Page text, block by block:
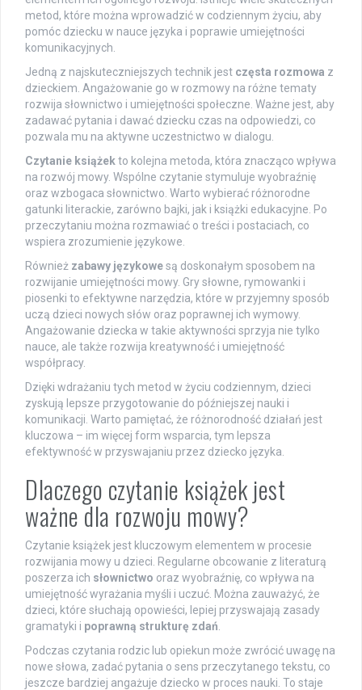
metod, które można wprowadzić w codziennym życiu, aby
pomóc dziecku w nauce języka i poprawie umiejętności
komunikacyjnych.
Jedną z najskuteczniejszych technik jest częsta rozmowa z
dzieckiem. Angażowanie go w rozmowy na różne tematy
rozwija słownictwo i umiejętności społeczne. Ważne jest, aby
zadawać pytania i dawać dziecku czas na odpowiedzi, co
pozwala mu na aktywne uczestnictwo w dialogu.
Czytanie książekto kolejna metoda, która znacząco wpływa
na rozwój mowy. Wspólne czytanie stymuluje wyobraźnię
oraz wzbogaca słownictwo. Warto wybierać różnorodne
gatunki literackie, zarówno bajki, jak i książki edukacyjne. Po
przeczytaniu można rozmawiać o treści i postaciach, co
wspiera zrozumienie językowe.
Również zabawy językowesą doskonałym sposobem na
rozwijanie umiejętności mowy. Gry słowne, rymowanki i
piosenki to efektywne narzędzia, które w przyjemny sposób
uczą dzieci nowych słów oraz poprawnej ich wymowy.
Angażowanie dziecka w takie aktywności sprzyja nie tylko
nauce, ale także rozwija kreatywność i umiejętność
współpracy.
Dzięki wdrażaniu tych metod w życiu codziennym, dzieci
zyskują lepsze przygotowanie do późniejszej nauki i
komunikacji. Warto pamiętać, że różnorodność działań jest
kluczowa – im więcej form wsparcia, tym lepsza
efektywność w przyswajaniu przez dziecko języka.
Dlaczego czytanie książek jest
ważne dla rozwoju mowy?
Czytanie książek jest kluczowym elementem w procesie
rozwijania mowy u dzieci. Regularne obcowanie z literaturą
poszerza ich słownictwo oraz wyobraźnię, co wpływa na
umiejętność wyrażania myśli i uczuć. Można zauważyć, że
dzieci, które słuchają opowieści, lepiej przyswajają zasady
gramatyki i poprawną strukturę zdań.
Podczas czytania rodzic lub opiekun może zwrócić uwagę na
nowe słowa, zadać pytania o sens przeczytanego tekstu, co
jeszcze bardziej angażuje dziecko w proces nauki. To staje